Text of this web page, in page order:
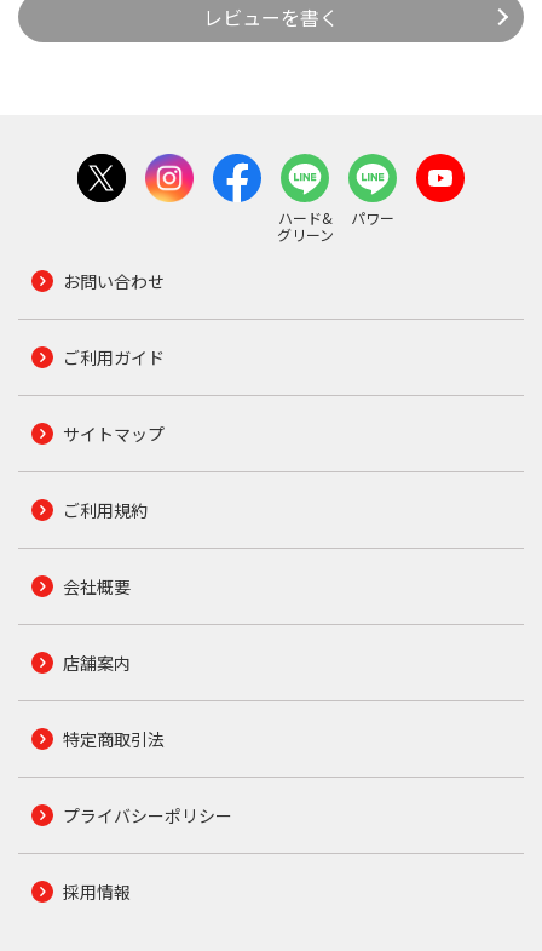
レビューを書く
ハード&
グリーン
パワー
お問い合わせ
ご利用ガイド
サイトマップ
ご利用規約
会社概要
店舗案内
特定商取引法
プライバシーポリシー
採用情報